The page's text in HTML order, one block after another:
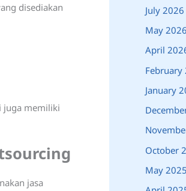
disediakan
juga memiliki
jasa
July 2026
May 2026
April
February
January
October
May 2025